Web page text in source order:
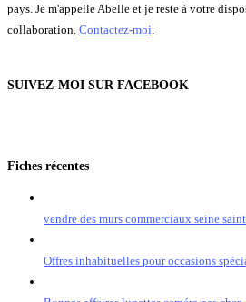
pays. Je m'appelle Abelle et je reste à votre
collaboration. Contactez-moi
SUIVEZ-MOI SUR FACEBOOK
Fiches récentes
vendre des murs commerciaux seine
Offres inhabituelles pour occasions